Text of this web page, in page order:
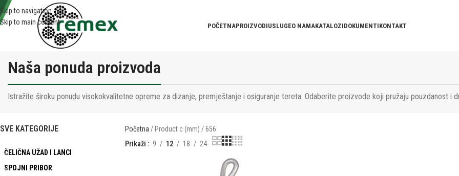
Skip to navigation
Skip to main content
POČETNAPROIZVODIUSLUGEO NAMAKATALOZIDOKUMENTIKONTAKT
Naša ponuda proizvoda
Istražite široku ponudu visokokvalitetne opreme za dizanje, premještanje i osiguranje tereta. Odaberite proizvode koji pružaju pouzdanost i
SVE KATEGORIJE
ČELIČNA UŽAD I LANCI
SPOJNI PRIBOR
Početna Product c (mm) 656
Prikaži
9 12 18 24